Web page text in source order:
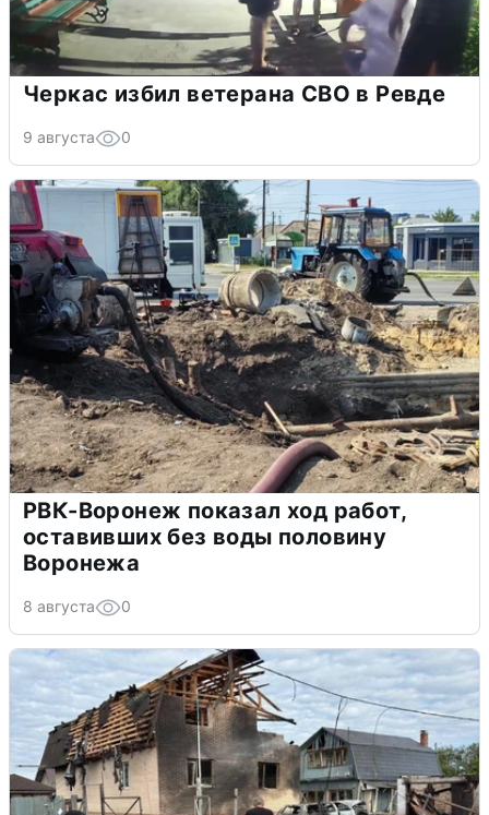
Черкас избил ветерана СВО в Ревде
9 августа 0
РВК-Воронеж показал ход работ,
оставивших без воды половину
Воронежа
8 августа 0